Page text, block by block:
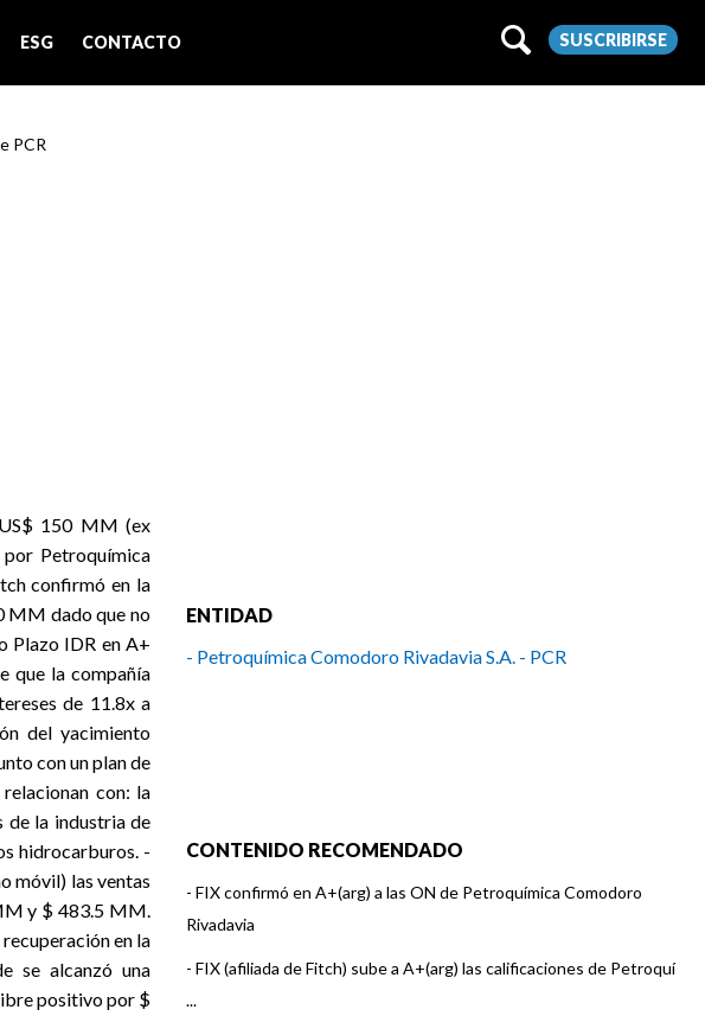
ESG CONTACTO SUSCRIBIRSE
PCR
150 MM (ex
Petroquímica
confirmó en la
MM dado que no
Plazo IDR en A+
que la compañía
de 11.8x a
del yacimiento
con un plan de
con: la
de la industria de
hidrocarburos. -
móvil) las ventas
y $ 483.5 MM.
en la
se alcanzó una
positivo por $
ENTIDAD
- Petroquímica Comodoro Rivadavia S.A. - PCR
CONTENIDO RECOMENDADO
- FIX confirmó en A+(arg) a las ON de Petroquímica Comodoro
Rivadavia
- FIX (afiliada de Fitch) sube a A+(arg) las calificaciones de Petroquí
...